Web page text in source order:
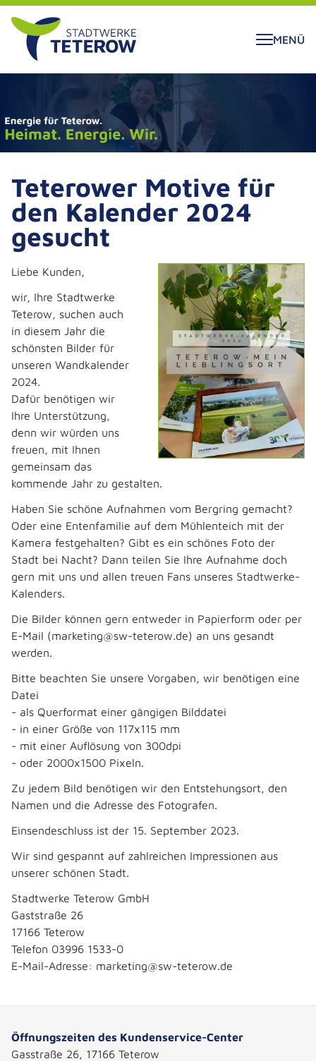
SPRINGEN
MENÜ
Teterower Motive für
den Kalender 2024
gesucht
Liebe Kunden,
wir, Ihre Stadtwerke
Teterow, suchen auch
in diesem Jahr die
schönsten Bilder für
unseren Wandkalender
2024.
Dafür benötigen wir
Ihre Unterstützung,
denn wir würden uns
freuen, mit Ihnen
gemeinsam das
kommende Jahr zu gestalten.
Haben Sie schöne Aufnahmen vom Bergring gemacht?
Oder eine Entenfamilie auf dem Mühlenteich mit der
Kamera festgehalten? Gibt es ein schönes Foto der
Stadt bei Nacht? Dann teilen Sie Ihre Aufnahme doch
gern mit uns und allen treuen Fans unseres Stadtwerke-
Kalenders.
Die Bilder können gern entweder in Papierform oder per
E-Mail (marketing@sw-teterow.de) an uns gesandt
werden.
Bitte beachten Sie unsere Vorgaben, wir benötigen eine
Datei
- als Querformat einer gängigen Bilddatei
- in einer Größe von 117x115 mm
- mit einer Auflösung von 300dpi
- oder 2000x1500 Pixeln.
Zu jedem Bild benötigen wir den Entstehungsort, den
Namen und die Adresse des Fotografen.
Einsendeschluss ist der 15. September 2023.
Wir sind gespannt auf zahlreichen Impressionen aus
unserer schönen Stadt.
Stadtwerke Teterow GmbH
Gaststraße 26
17166 Teterow
Telefon 03996 1533-0
E-Mail-Adresse: marketing@sw-teterow.de
Öffnungszeiten des Kundenservice-Center
Gasstraße 26, 17166 Teterow